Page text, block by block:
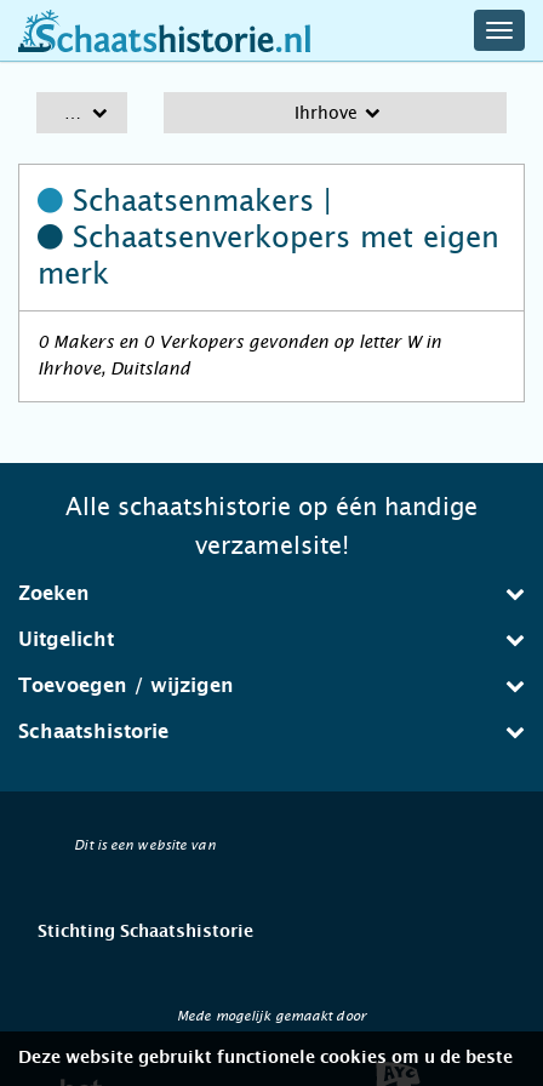
schaatshistorie.nl
Ihrhove
Schaatsenmakers |
Schaatsenverkopers met eigen
merk
0 Makers en 0 Verkopers gevonden op letter W in
Ihrhove, Duitsland
Alle schaatshistorie op één handige
verzamelsite!
Zoeken
Uitgelicht
Toevoegen / wijzigen
Schaatshistorie
Dit is een website van
Stichting Schaatshistorie
Mede mogelijk gemaakt door
Deze website gebruikt functionele cookies om u de beste